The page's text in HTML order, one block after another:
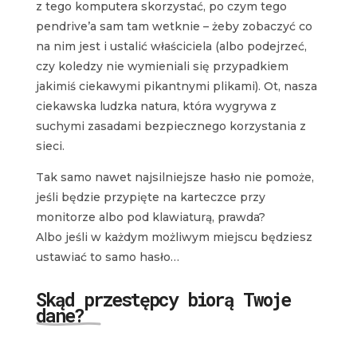
z tego komputera skorzystać, po czym tego
pendrive’a sam tam wetknie – żeby zobaczyć co
na nim jest i ustalić właściciela (albo podejrzeć,
czy koledzy nie wymieniali się przypadkiem
jakimiś ciekawymi pikantnymi plikami). Ot, nasza
ciekawska ludzka natura, która wygrywa z
suchymi zasadami bezpiecznego korzystania z
sieci.
Tak samo nawet najsilniejsze hasło nie pomoże,
jeśli będzie przypięte na karteczce przy
monitorze albo pod klawiaturą, prawda?
Albo jeśli w każdym możliwym miejscu będziesz
ustawiać to samo hasło…
Skąd przestępcy biorą Twoje
dane?